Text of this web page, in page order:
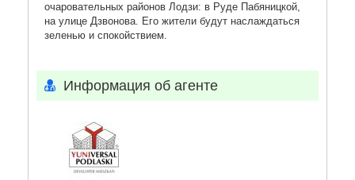
очаровательных районов Лодзи: в Руде Пабяницкой,
на улице Дзвонова. Его жители будут наслаждаться
зеленью и спокойствием.
Информация об агенте